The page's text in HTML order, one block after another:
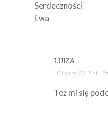
Serdeczności
Ewa
LUIZA
10 lutego 2015 at
Też mi się